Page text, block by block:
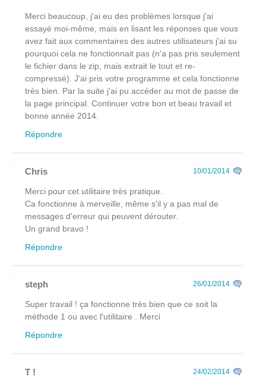
Merci beaucoup, j'ai eu des problèmes lorsque j'ai
essayé moi-même, mais en lisant les réponses que vous
avez fait aux commentaires des autres utilisateurs j'ai su
pourquoi cela ne fonctionnait pas (n'a pas pris seulement
le fichier dans le zip, mais extrait le tout et re-
compressé). J'ai pris votre programme et cela fonctionne
très bien. Par la suite j'ai pu accéder au mot de passe de
la page principal. Continuer votre bon et beau travail et
bonne année 2014.
Répondre
Chris 10/01/2014
Merci pour cet utilitaire très pratique.
Ca fonctionne à merveille, même s'il y a pas mal de
messages d'erreur qui peuvent dérouter.
Un grand bravo !
Répondre
steph 26/01/2014
Super travail ! ça fonctionne très bien que ce soit la
méthode 1 ou avec l'utilitaire . Merci
Répondre
T ! 24/02/2014